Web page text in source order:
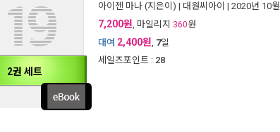
2권 세트
아이젠 마나 (지은이) | 대원씨아이 | 2020년 10월
7,200원, 마일리지 360원
대여 2,400원, 7일
세일즈포인트 : 28